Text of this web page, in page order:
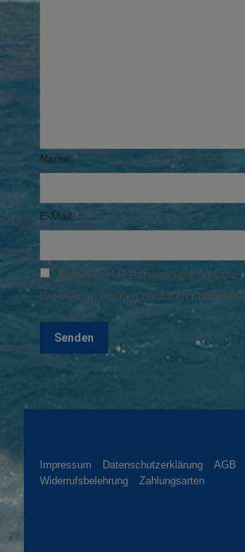
Name *
E-Mail *
Name, E-Mail-Adresse und Website
Browser für meinen nächsten
Impressum Datenschutzerklärung
AGB
Widerrufsbelehrung
Zahlungsarten